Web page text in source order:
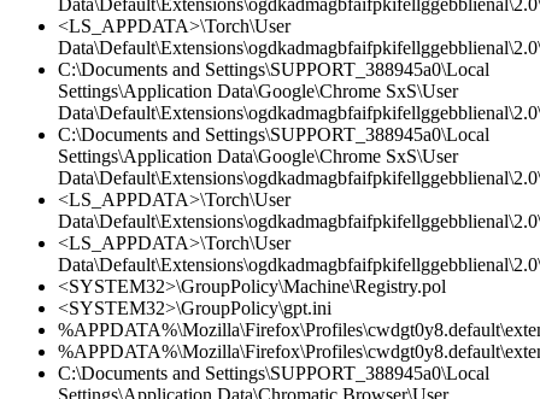
<LS_APPDATA>\Torch\User
C:\Documents and Settings\SUPPORT_388945a0\Local
Settings\Application Data\Google\Chrome SxS\User
C:\Documents and Settings\SUPPORT_388945a0\Local
Settings\Application Data\Google\Chrome SxS\User
<LS_APPDATA>\Torch\User
<LS_APPDATA>\Torch\User
<SYSTEM32>\GroupPolicy\Machine\Registry.pol
<SYSTEM32>\GroupPolicy\gpt.ini
C:\Documents and Settings\SUPPORT_388945a0\Local